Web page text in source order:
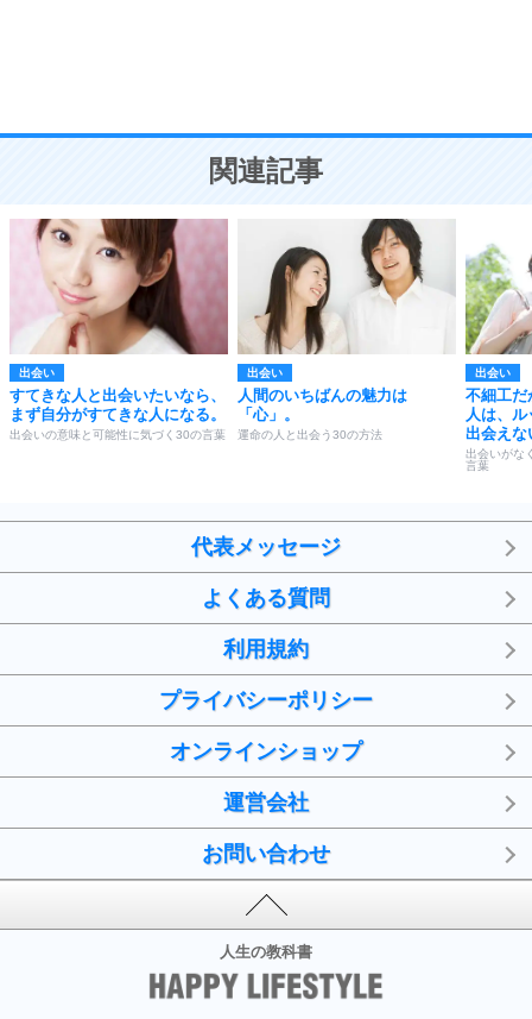
ことが大切。
関連記事
出会い
すてきな人と出会いたいなら、
まず自分がすてきな人になる。
出会いの意味と可能性に気づく30の言葉
出会い
人間のいちばんの魅力は
「心」。
運命の人と出会う30の方法
出会い
不細工だ
人は、
出会えな
出会いがな
言葉
代表メッセージ
よくある質問
利用規約
プライバシーポリシー
オンラインショップ
運営会社
お問い合わせ
人生の教科書